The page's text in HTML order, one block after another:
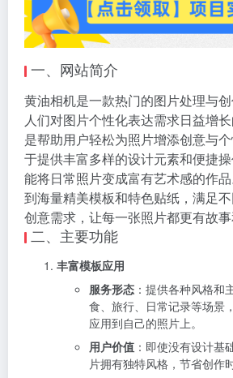
一、网站简介
黄油相机是一款热门的图片处理与
人们对图片个性化表达需求日益增
是帮助用户轻松为照片增添创意与
于提供丰富多样的设计元素和便捷
能将日常照片变成富有艺术感的作
到海量精美模板和特色贴纸，满足
创意需求，让每一张照片都更有故事
二、主要功能
丰富模板应用
服务形态 ：提供各种风格和
食、旅行、日常记录等场景
应用到自己的照片上。
用户价值 ：即使没有设计基
片拥有独特风格，节省创作